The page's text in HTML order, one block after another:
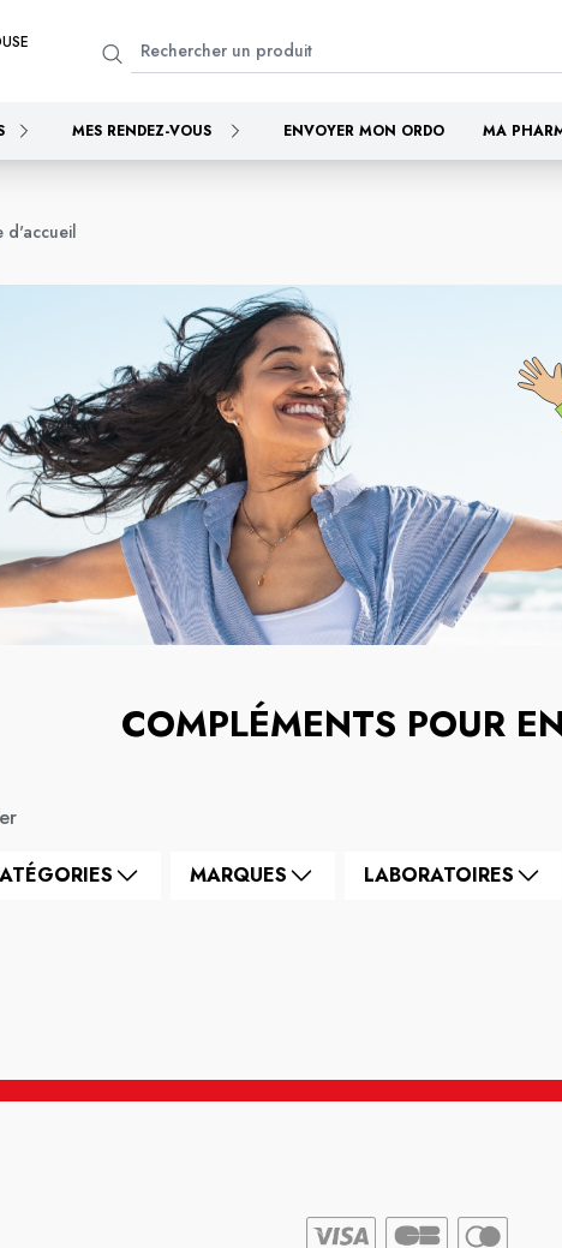
MES RENDEZ-VOUS ENVOYER MON ORDO MA
d'accueil
COMPLÉMENTS POUR
MARQUES LABORATOIRES